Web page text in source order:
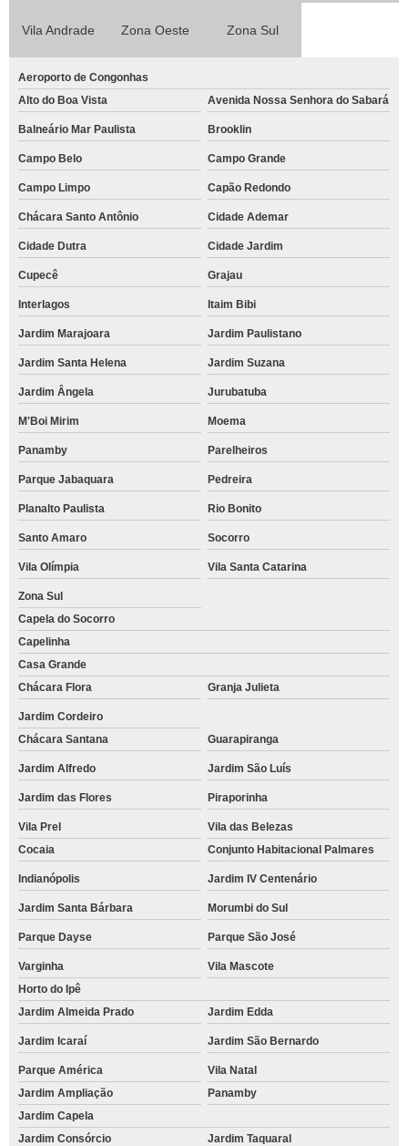
Vila Andrade Zona Oeste Zona Sul
Aeroporto de Congonhas
Alto do Boa Vista
Avenida Nossa Senhora do Sabará
Balneário Mar Paulista Brooklin
Campo Belo Campo Grande
Campo Limpo Capão Redondo
Chácara Santo Antônio Cidade Ademar
Cidade Dutra Cidade Jardim
Cupecê Grajau
Interlagos Itaim Bibi
Jardim Marajoara Jardim Paulistano
Jardim Santa Helena Jardim Suzana
Jardim Ângela Jurubatuba
M'Boi Mirim Moema
Panamby Parelheiros
Parque Jabaquara Pedreira
Planalto Paulista Rio Bonito
Santo Amaro Socorro
Vila Olímpia Vila Santa Catarina
Zona Sul
Capela do Socorro
Capelinha
Casa Grande
Chácara Flora
Granja Julieta
Jardim Cordeiro
Chácara Santana
Guarapiranga
Jardim Alfredo Jardim São Luís
Jardim das Flores Piraporinha
Vila Prel
Vila das Belezas
Cocaia
Conjunto Habitacional Palmares
Indianópolis Jardim IV Centenário
Jardim Santa Bárbara Morumbi do Sul
Parque Dayse Parque São José
Varginha
Vila Mascote
Horto do Ipê
Jardim Almeida Prado
Jardim Edda
Jardim Icaraí Jardim São Bernardo
Parque América
Vila Natal
Jardim Ampliação
Panamby
Jardim Capela
Jardim Consórcio
Jardim Taquaral